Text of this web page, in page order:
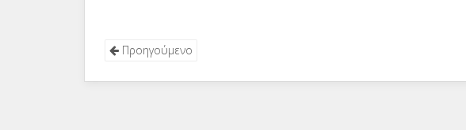
Προηγούμενο